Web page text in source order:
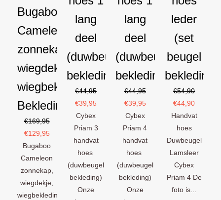
Bugaboo
Cameleon
zonnekap
wiegdekje
wiegbekleding
Bekledingset
€169,95
€129,95
Bugaboo
Cameleon
zonnekap,
wiegdekje,
wiegbekleding
lang
deel
(duwbeugel
bekleding)
€44,95
€39,95
Cybex
Priam 3
handvat
hoes
(duwbeugel
bekleding)
Onze
lang
deel
(duwbeugel
bekleding)
€44,95
€39,95
Cybex
Priam 4
handvat
hoes
(duwbeugel
bekleding)
Onze
leder
(set
beugel
bekleding)
€54,90
€44,90
Handvat
hoes
Duwbeugel
Lamsleer
Cybex
Priam 4 De
foto is...